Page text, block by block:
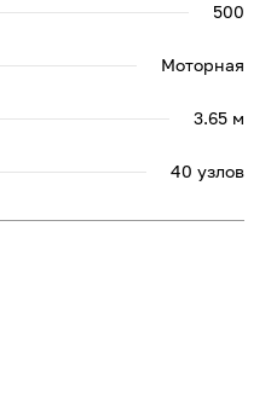
500
Моторная
3.65 м
40 узлов